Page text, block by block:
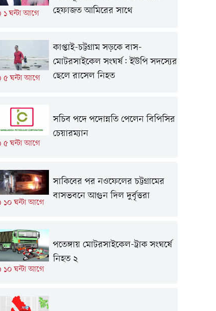
১ ঘন্টা আগে
হেফাজত আমিরের সাথে
৫ ঘন্টা আগে
কাপ্তাই-চট্টগ্রাম সড়কে বাস-
মোটরসাইকেল সংঘর্ষ: ইউপি সদস্যের
ছেলে রাসেল নিহত
৫ ঘন্টা আগে
সচিব পদে পদোন্নতি পেলেন বিপিসির
চেয়ারম্যান
১০ ঘন্টা আগে
সাকিবের পর নওফেলের চট্টগ্রামের
বাসভবনে আগুন দিল দুর্বৃত্তরা
১০ ঘন্টা আগে
পতেঙ্গায় মোটরসাইকেল-ট্রাক সংঘর্ষে
নিহত ২